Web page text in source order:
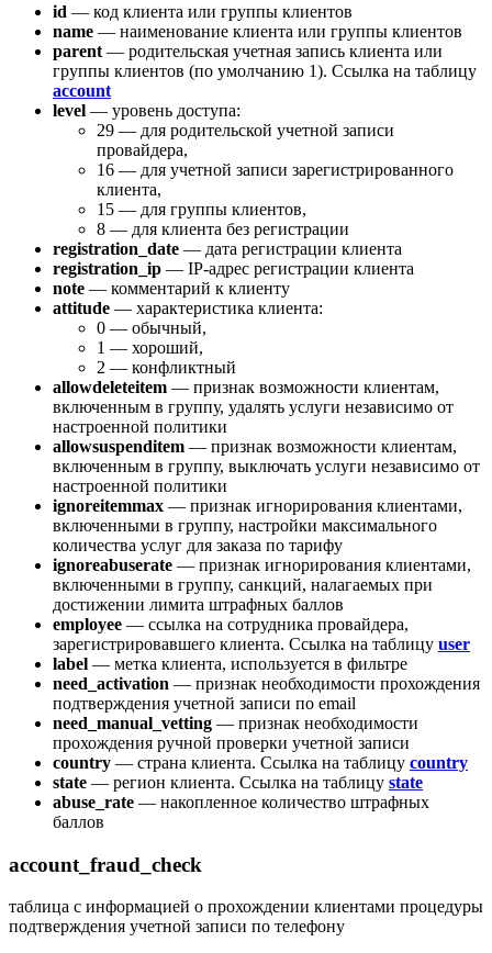
id — код клиента или группы клиентов
name — наименование клиента или группы клиентов
parent — родительская учетная запись клиента или
группы клиентов (по умолчанию 1). Ссылка на таблицу
account
level — уровень доступа:
29 — для родительской учетной записи
провайдера,
16 — для учетной записи зарегистрированного
клиента,
15 — для группы клиентов,
8 — для клиента без регистрации
registration_date — дата регистрации клиента
registration_ip — IP-адрес регистрации клиента
note — комментарий к клиенту
attitude — характеристика клиента:
0 — обычный,
1 — хороший,
2 — конфликтный
allowdeleteitem — признак возможности клиентам,
включенным в группу, удалять услуги независимо от
настроенной политики
allowsuspenditem — признак возможности клиентам,
включенным в группу, выключать услуги независимо от
настроенной политики
ignoreitemmax — признак игнорирования клиентами,
включенными в группу, настройки максимального
количества услуг для заказа по тарифу
ignoreabuserate — признак игнорирования клиентами,
включенными в группу, санкций, налагаемых при
достижении лимита штрафных баллов
employee — ссылка на сотрудника провайдера,
зарегистрировавшего клиента. Ссылка на таблицу user
label — метка клиента, используется в фильтре
need_activation — признак необходимости прохождения
подтверждения учетной записи по email
need_manual_vetting — признак необходимости
прохождения ручной проверки учетной записи
country — страна клиента. Ссылка на таблицу country
state — регион клиента. Ссылка на таблицу state
abuse_rate — накопленное количество штрафных
баллов
account_fraud_check
таблица с информацией о прохождении клиентами процедуры
подтверждения учетной записи по телефону